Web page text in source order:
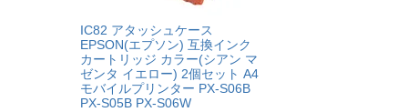
IC82 アタッシュケース
EPSON(エプソン) 互換インク
カートリッジ カラー(シアン マ
ゼンタ イエロー) 2個セット A4
モバイルプリンター PX-S06B
PX-S05B PX-S06W